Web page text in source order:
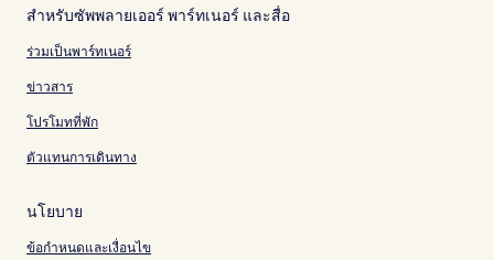
สำหรับซัพพลายเออร์ พาร์ทเนอร์ และสื่อ
ร่วมเป็นพาร์ทเนอร์
ข่าวสาร
โปรโมทที่พัก
ตัวแทนการเดินทาง
นโยบาย
ข้อกำหนดและเงื่อนไข